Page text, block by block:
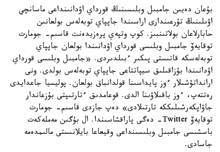
بۇعان دەيىن جامبىل وبلىسىنىڭ قورداي اۋدانىنداعى ماسانچي
اۋىلىنىڭ تۇرعىندارى اراسىندا جاپپاي توبەلەس بولعانىن
حابارلاعان بولاتىنبىز. كوپ وتپەي پرەزيدەنت قاسىم- جومارت
توقايەۆ جامبىل وبلىسى قورداي اۋدانىندا بولعان جاپپاي
توبەلەسكە قاتىستى پىكىر ءبىلدىردى. «جامبىل وبلىسى قورداي
اۋدانىندا بۇزاقىلىق سيپاتتاعى جاپپاي توبەلەس بولدى. ونى
ارانداتۋشىلار ءوز پايداسىنا قولدانباق بولعان. پوليسيا جاعدايدى
رەتتەپ، ءوز باقىلاۋىنا الدى. قوعامدىق ءتارتىپتى بۇزعاندار
جاۋاپكەرشىلىككە تارتىلادى» دەپ جازدى قاسىم- جومارت
توقايەۆ Twitter- دەگى پاراقشاسىندا. ال بۇگىن مەملەكەت
باسشىسى جامبىل وبلىسىنداعى وقيعاعا بايلانىستى مالىمدەمە
جاسادى.